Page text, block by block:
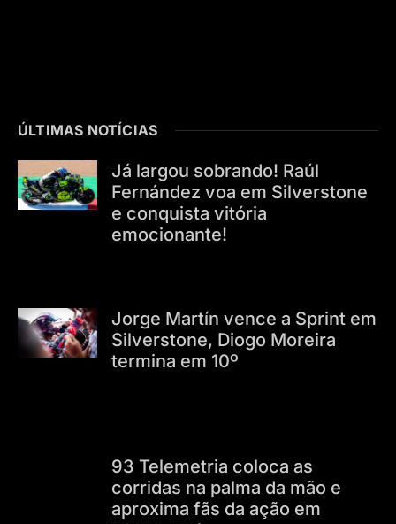
ÚLTIMAS NOTÍCIAS
Já largou sobrando! Raúl
Fernández voa em Silverstone
e conquista vitória
emocionante!
Jorge Martín vence a Sprint em
Silverstone, Diogo Moreira
termina em 10º
93 Telemetria coloca as
corridas na palma da mão e
aproxima fãs da ação em